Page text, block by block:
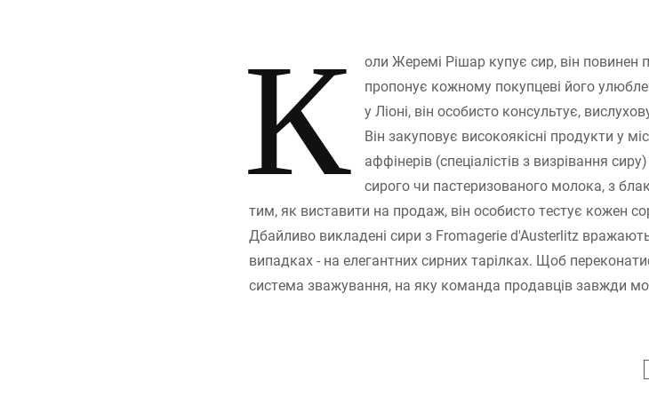
К
оли Жеремі Рішар купує сир, він повинен
пропонує кожному покупцеві його
у Ліоні, він особисто консультує,
Він закуповує високоякісні продукти у
аффінерів (спеціалістів з визрівання
сирого чи пастеризованого молока, з
тим, як виставити на продаж, він особисто тестує кожен
Дбайливо викладені сири з Fromagerie d'Austerlitz
випадках - на елегантних сирних тарілках. Щоб
система зважування, на яку команда продавців завжди